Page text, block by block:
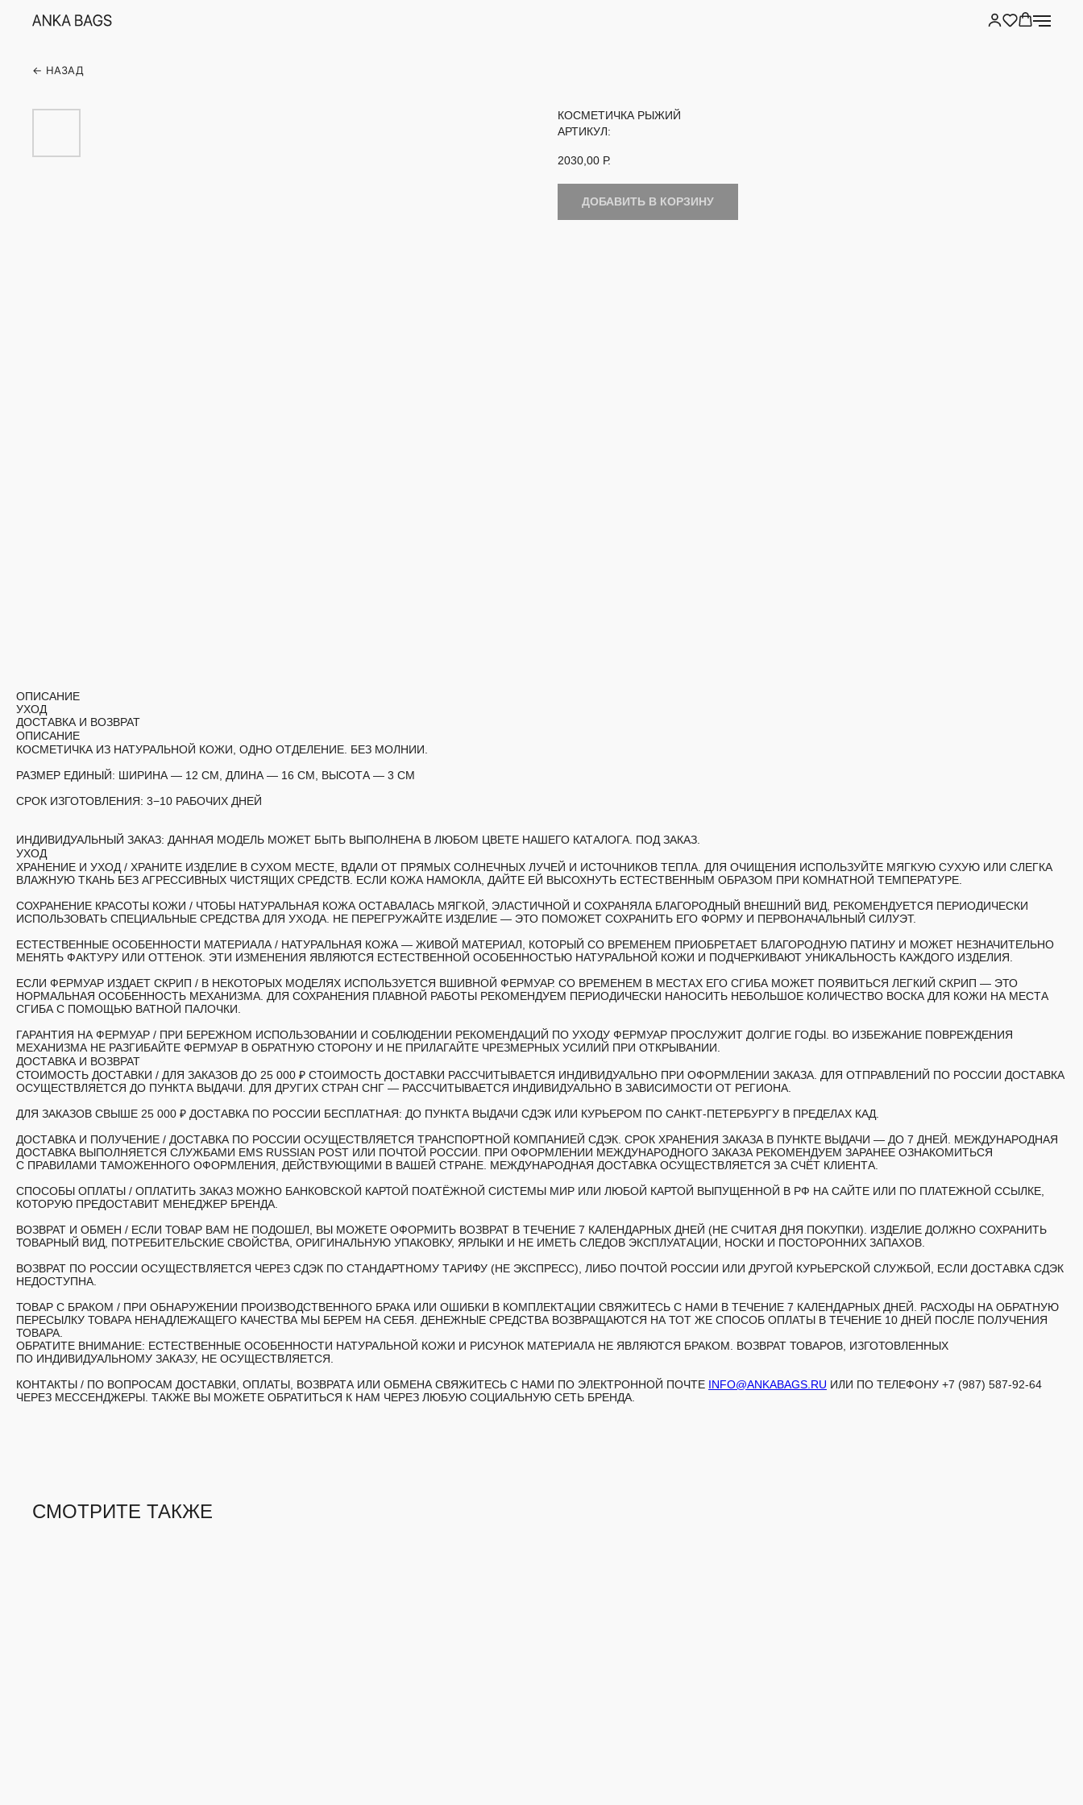
← НАЗАД
КОСМЕТИЧКА РЫЖИЙ
АРТИКУЛ:
2030,00 Р.
ДОБАВИТЬ В КОРЗИНУ
ОПИСАНИЕ
УХОД
ДОСТАВКА И ВОЗВРАТ
ОПИСАНИЕ
КОСМЕТИЧКА ИЗ НАТУРАЛЬНОЙ КОЖИ, ОДНО ОТДЕЛЕНИЕ. БЕЗ МОЛНИИ.
РАЗМЕР ЕДИНЫЙ: ШИРИНА — 12 СМ, ДЛИНА — 16 СМ, ВЫСОТА — 3 СМ
СРОК ИЗГОТОВЛЕНИЯ: 3−10 РАБОЧИХ ДНЕЙ
ИНДИВИДУАЛЬНЫЙ ЗАКАЗ: ДАННАЯ МОДЕЛЬ МОЖЕТ БЫТЬ ВЫПОЛНЕНА В ЛЮБОМ ЦВЕТЕ НАШЕГО КАТАЛОГА. ПОД ЗАКАЗ.
УХОД
ХРАНЕНИЕ И УХОД / ХРАНИТЕ ИЗДЕЛИЕ В СУХОМ МЕСТЕ, ВДАЛИ ОТ ПРЯМЫХ СОЛНЕЧНЫХ ЛУЧЕЙ И ИСТОЧНИКОВ ТЕПЛА. ДЛЯ ОЧИЩЕНИЯ ИСПОЛЬЗУЙТЕ МЯГКУЮ СУХУЮ ИЛИ СЛЕГКА
ВЛАЖНУЮ ТКАНЬ БЕЗ АГРЕССИВНЫХ ЧИСТЯЩИХ СРЕДСТВ. ЕСЛИ КОЖА НАМОКЛА, ДАЙТЕ ЕЙ ВЫСОХНУТЬ ЕСТЕСТВЕННЫМ ОБРАЗОМ ПРИ КОМНАТНОЙ ТЕМПЕРАТУРЕ.
СОХРАНЕНИЕ КРАСОТЫ КОЖИ / ЧТОБЫ НАТУРАЛЬНАЯ КОЖА ОСТАВАЛАСЬ МЯГКОЙ, ЭЛАСТИЧНОЙ И СОХРАНЯЛА БЛАГОРОДНЫЙ ВНЕШНИЙ ВИД, РЕКОМЕНДУЕТСЯ ПЕРИОДИЧЕСКИ
ИСПОЛЬЗОВАТЬ СПЕЦИАЛЬНЫЕ СРЕДСТВА ДЛЯ УХОДА. НЕ ПЕРЕГРУЖАЙТЕ ИЗДЕЛИЕ — ЭТО ПОМОЖЕТ СОХРАНИТЬ ЕГО ФОРМУ И ПЕРВОНАЧАЛЬНЫЙ СИЛУЭТ.
ЕСТЕСТВЕННЫЕ ОСОБЕННОСТИ МАТЕРИАЛА / НАТУРАЛЬНАЯ КОЖА — ЖИВОЙ МАТЕРИАЛ, КОТОРЫЙ СО ВРЕМЕНЕМ ПРИОБРЕТАЕТ БЛАГОРОДНУЮ ПАТИНУ И МОЖЕТ НЕЗНАЧИТЕЛЬНО
МЕНЯТЬ ФАКТУРУ ИЛИ ОТТЕНОК. ЭТИ ИЗМЕНЕНИЯ ЯВЛЯЮТСЯ ЕСТЕСТВЕННОЙ ОСОБЕННОСТЬЮ НАТУРАЛЬНОЙ КОЖИ И ПОДЧЕРКИВАЮТ УНИКАЛЬНОСТЬ КАЖДОГО ИЗДЕЛИЯ.
ЕСЛИ ФЕРМУАР ИЗДАЕТ СКРИП / В НЕКОТОРЫХ МОДЕЛЯХ ИСПОЛЬЗУЕТСЯ ВШИВНОЙ ФЕРМУАР. СО ВРЕМЕНЕМ В МЕСТАХ ЕГО СГИБА МОЖЕТ ПОЯВИТЬСЯ ЛЕГКИЙ СКРИП — ЭТО
НОРМАЛЬНАЯ ОСОБЕННОСТЬ МЕХАНИЗМА. ДЛЯ СОХРАНЕНИЯ ПЛАВНОЙ РАБОТЫ РЕКОМЕНДУЕМ ПЕРИОДИЧЕСКИ НАНОСИТЬ НЕБОЛЬШОЕ КОЛИЧЕСТВО ВОСКА ДЛЯ КОЖИ НА МЕСТА
СГИБА С ПОМОЩЬЮ ВАТНОЙ ПАЛОЧКИ.
ГАРАНТИЯ НА ФЕРМУАР / ПРИ БЕРЕЖНОМ ИСПОЛЬЗОВАНИИ И СОБЛЮДЕНИИ РЕКОМЕНДАЦИЙ ПО УХОДУ ФЕРМУАР ПРОСЛУЖИТ ДОЛГИЕ ГОДЫ. ВО ИЗБЕЖАНИЕ ПОВРЕЖДЕНИЯ
МЕХАНИЗМА НЕ РАЗГИБАЙТЕ ФЕРМУАР В ОБРАТНУЮ СТОРОНУ И НЕ ПРИЛАГАЙТЕ ЧРЕЗМЕРНЫХ УСИЛИЙ ПРИ ОТКРЫВАНИИ.
ДОСТАВКА И ВОЗВРАТ
СТОИМОСТЬ ДОСТАВКИ / ДЛЯ ЗАКАЗОВ ДО 25 000 ₽ СТОИМОСТЬ ДОСТАВКИ РАССЧИТЫВАЕТСЯ ИНДИВИДУАЛЬНО ПРИ ОФОРМЛЕНИИ ЗАКАЗА. ДЛЯ ОТПРАВЛЕНИЙ ПО РОССИИ ДОСТАВКА
ОСУЩЕСТВЛЯЕТСЯ ДО ПУНКТА ВЫДАЧИ. ДЛЯ ДРУГИХ СТРАН СНГ — РАССЧИТЫВАЕТСЯ ИНДИВИДУАЛЬНО В ЗАВИСИМОСТИ ОТ РЕГИОНА.
ДЛЯ ЗАКАЗОВ СВЫШЕ 25 000 ₽ ДОСТАВКА ПО РОССИИ БЕСПЛАТНАЯ: ДО ПУНКТА ВЫДАЧИ СДЭК ИЛИ КУРЬЕРОМ ПО САНКТ-ПЕТЕРБУРГУ В ПРЕДЕЛАХ КАД.
ДОСТАВКА И ПОЛУЧЕНИЕ / ДОСТАВКА ПО РОССИИ ОСУЩЕСТВЛЯЕТСЯ ТРАНСПОРТНОЙ КОМПАНИЕЙ СДЭК. СРОК ХРАНЕНИЯ ЗАКАЗА В ПУНКТЕ ВЫДАЧИ — ДО 7 ДНЕЙ. МЕЖДУНАРОДНАЯ
ДОСТАВКА ВЫПОЛНЯЕТСЯ СЛУЖБАМИ EMS RUSSIAN POST ИЛИ ПОЧТОЙ РОССИИ. ПРИ ОФОРМЛЕНИИ МЕЖДУНАРОДНОГО ЗАКАЗА РЕКОМЕНДУЕМ ЗАРАНЕЕ ОЗНАКОМИТЬСЯ
С ПРАВИЛАМИ ТАМОЖЕННОГО ОФОРМЛЕНИЯ, ДЕЙСТВУЮЩИМИ В ВАШЕЙ СТРАНЕ. МЕЖДУНАРОДНАЯ ДОСТАВКА ОСУЩЕСТВЛЯЕТСЯ ЗА СЧЁТ КЛИЕНТА.
СПОСОБЫ ОПЛАТЫ / ОПЛАТИТЬ ЗАКАЗ МОЖНО БАНКОВСКОЙ КАРТОЙ ПОАТЁЖНОЙ СИСТЕМЫ МИР ИЛИ ЛЮБОЙ КАРТОЙ ВЫПУЩЕННОЙ В РФ НА САЙТЕ ИЛИ ПО ПЛАТЕЖНОЙ ССЫЛКЕ,
КОТОРУЮ ПРЕДОСТАВИТ МЕНЕДЖЕР БРЕНДА.
ВОЗВРАТ И ОБМЕН / ЕСЛИ ТОВАР ВАМ НЕ ПОДОШЕЛ, ВЫ МОЖЕТЕ ОФОРМИТЬ ВОЗВРАТ В ТЕЧЕНИЕ 7 КАЛЕНДАРНЫХ ДНЕЙ (НЕ СЧИТАЯ ДНЯ ПОКУПКИ). ИЗДЕЛИЕ ДОЛЖНО СОХРАНИТЬ
ТОВАРНЫЙ ВИД, ПОТРЕБИТЕЛЬСКИЕ СВОЙСТВА, ОРИГИНАЛЬНУЮ УПАКОВКУ, ЯРЛЫКИ И НЕ ИМЕТЬ СЛЕДОВ ЭКСПЛУАТАЦИИ, НОСКИ И ПОСТОРОННИХ ЗАПАХОВ.
ВОЗВРАТ ПО РОССИИ ОСУЩЕСТВЛЯЕТСЯ ЧЕРЕЗ СДЭК ПО СТАНДАРТНОМУ ТАРИФУ (НЕ ЭКСПРЕСС), ЛИБО ПОЧТОЙ РОССИИ ИЛИ ДРУГОЙ КУРЬЕРСКОЙ СЛУЖБОЙ, ЕСЛИ ДОСТАВКА СДЭК
НЕДОСТУПНА.
ТОВАР С БРАКОМ / ПРИ ОБНАРУЖЕНИИ ПРОИЗВОДСТВЕННОГО БРАКА ИЛИ ОШИБКИ В КОМПЛЕКТАЦИИ СВЯЖИТЕСЬ С НАМИ В ТЕЧЕНИЕ 7 КАЛЕНДАРНЫХ ДНЕЙ. РАСХОДЫ НА ОБРАТНУЮ
ПЕРЕСЫЛКУ ТОВАРА НЕНАДЛЕЖАЩЕГО КАЧЕСТВА МЫ БЕРЕМ НА СЕБЯ. ДЕНЕЖНЫЕ СРЕДСТВА ВОЗВРАЩАЮТСЯ НА ТОТ ЖЕ СПОСОБ ОПЛАТЫ В ТЕЧЕНИЕ 10 ДНЕЙ ПОСЛЕ ПОЛУЧЕНИЯ
ТОВАРА.
ОБРАТИТЕ ВНИМАНИЕ: ЕСТЕСТВЕННЫЕ ОСОБЕННОСТИ НАТУРАЛЬНОЙ КОЖИ И РИСУНОК МАТЕРИАЛА НЕ ЯВЛЯЮТСЯ БРАКОМ. ВОЗВРАТ ТОВАРОВ, ИЗГОТОВЛЕННЫХ
ПО ИНДИВИДУАЛЬНОМУ ЗАКАЗУ, НЕ ОСУЩЕСТВЛЯЕТСЯ.
КОНТАКТЫ / ПО ВОПРОСАМ ДОСТАВКИ, ОПЛАТЫ, ВОЗВРАТА ИЛИ ОБМЕНА СВЯЖИТЕСЬ С НАМИ ПО ЭЛЕКТРОННОЙ ПОЧТЕ INFO@ANKABAGS.RU ИЛИ ПО ТЕЛЕФОНУ +7 (987) 587-92-64
ЧЕРЕЗ МЕССЕНДЖЕРЫ. ТАКЖЕ ВЫ МОЖЕТЕ ОБРАТИТЬСЯ К НАМ ЧЕРЕЗ ЛЮБУЮ СОЦИАЛЬНУЮ СЕТЬ БРЕНДА.
СМОТРИТЕ ТАКЖЕ